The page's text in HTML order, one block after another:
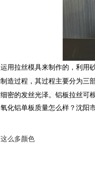
用拉丝模具来制作的， 利用
造过程，其过程主要分为
密的发丝光泽。铝板拉丝可
化铝单板质量怎么样？沈
么多颜色